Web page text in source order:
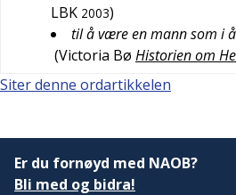
LBK 2003)
til å være en mann som i
(Victoria Bø Historien om
Siter denne ordartikkelen
Er du fornøyd med NAOB?
Bli med og bidra!